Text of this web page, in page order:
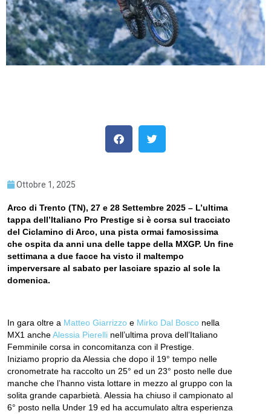
Ottobre 1, 2025
Arco di Trento (TN), 27 e 28 Settembre 2025 – L’ultima
tappa dell’Italiano Pro Prestige si è corsa sul tracciato
del Ciclamino di Arco, una pista ormai famosissima
che ospita da anni una delle tappe della MXGP. Un fine
settimana a due facce ha visto il maltempo
imperversare al sabato per lasciare spazio al sole la
domenica.
In gara oltre a Matteo Giarrizzo e Mirko Dal Bosco nella
MX1 ancheAlessia Pierelli nell’ultima prova dell’Italiano
Femminile corsa in concomitanza con il Prestige.
Iniziamo proprio da Alessia che dopo il 19° tempo nelle
cronometrate ha raccolto un 25° ed un 23° posto nelle due
manche che l’hanno vista lottare in mezzo al gruppo con la
solita grande caparbietà. Alessia ha chiuso il campionato al
6° posto nella Under 19 ed ha accumulato altra esperienza